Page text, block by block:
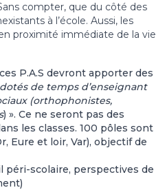
compter, que du côté des
à l’école. Aussi, les
proximité immédiate de la vie
P.A.S devront apporter des
dotés de temps d’enseignant
(orthophonistes,
) ». Ce ne seront pas des
les classes. 100 pôles sont
Eure et loir, Var), objectif de
péri-scolaire, perspectives de